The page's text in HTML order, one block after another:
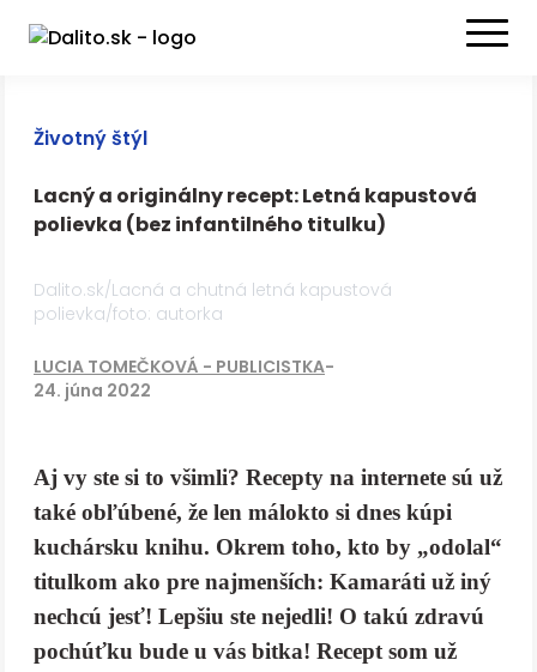
Životný štýl
Lacný a originálny recept: Letná kapustová
polievka (bez infantilného titulku)
Dalito.sk/Lacná a chutná letná kapustová
polievka/foto: autorka
LUCIA TOMEČKOVÁ - PUBLICISTKA-
24. júna 2022
Aj vy ste si to všimli? Recepty na internete sú už
také obľúbené, že len málokto si dnes kúpi
kuchársku knihu. Okrem toho, kto by „odolal“
titulkom ako pre najmenších: Kamaráti už iný
nechcú jesť! Lepšiu ste nejedli! O takú zdravú
pochúťku bude u vás bitka! Recept som už